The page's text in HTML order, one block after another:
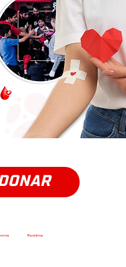
más rápido,Resistimos